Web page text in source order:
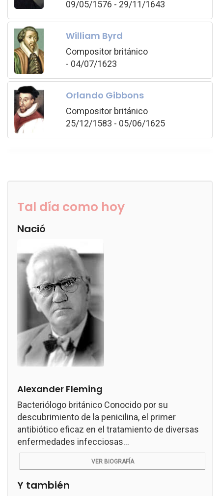
09/05/1576 - 29/11/1643
William Byrd
Compositor británico
- 04/07/1623
Orlando Gibbons
Compositor británico
25/12/1583 - 05/06/1625
Tal día como hoy
Nació
Alexander Fleming
Bacteriólogo británico Conocido por su
descubrimiento de la penicilina, el primer
antibiótico eficaz en el tratamiento de diversas
enfermedades infecciosas...
VER BIOGRAFÍA
Y también